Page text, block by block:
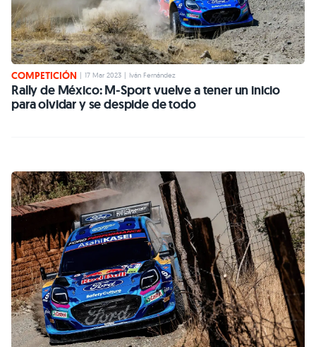
COMPETICIÓN 17 Mar 2023 Iván Fernández
Rally de México: M-Sport vuelve a tener un inicio
para olvidar y se despide de todo